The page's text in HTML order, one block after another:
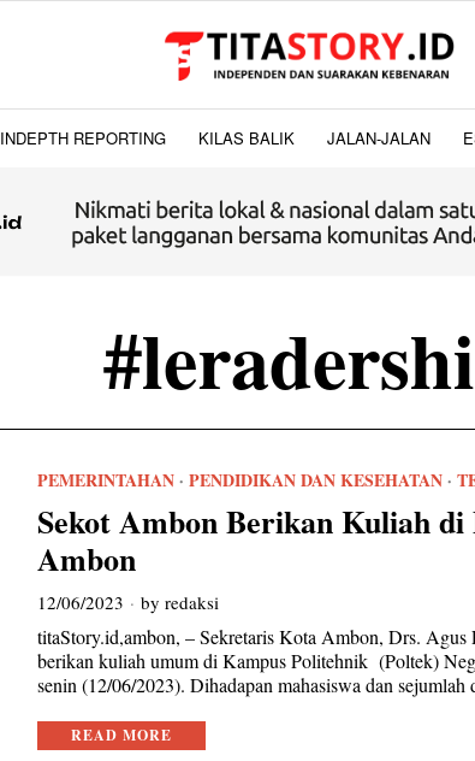
INDEPTH REPORTING KILAS BALIK JALAN-JALAN
PEMERINTAHAN· PENDIDIKAN DAN KESEHATAN·
Sekot Ambon Berikan Kuliah di
Ambon
12/06/2023 byredaksi
titaStory.id,ambon, – Sekretaris Kota Ambon, Drs. Agus
berikan kuliah umum di Kampus Politehnik (Poltek)
senin (12/06/2023). Dihadapan mahasiswa dan sejumlah
READ MORE